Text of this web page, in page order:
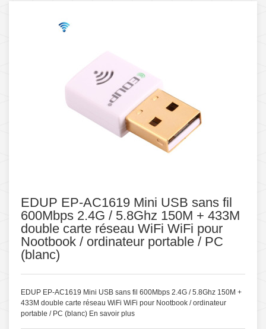
EDUP EP-AC1619 Mini USB sans fil
600Mbps 2.4G / 5.8Ghz 150M + 433M
double carte réseau WiFi WiFi pour
Nootbook / ordinateur portable / PC
(blanc)
EDUP EP-AC1619 Mini USB sans fil 600Mbps 2.4G / 5.8Ghz 150M +
433M double carte réseau WiFi WiFi pour Nootbook / ordinateur
portable / PC (blanc) En savoir plus